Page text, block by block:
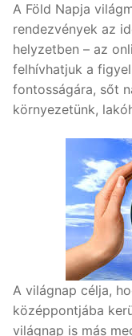
A Föld Napja
rendezvények az
helyzetben – az
felhívhatjuk a
fontosságára, sőt
környezetünk,
A világnap célja,
középpontjába
világnap is más